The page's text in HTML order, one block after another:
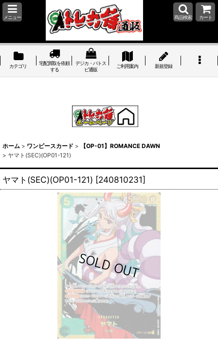
メニュー 商品検索 カート
カテゴリ
宅配買取を依頼
する
デジカ・バトス
ピ通販
ご利用案内 新規登録
ホーム > ワンピースカード >
【OP-01】ROMANCE DAWN
> ヤマト(SEC)(OP01-121)
ヤマト(SEC)(OP01-121) [240810231]